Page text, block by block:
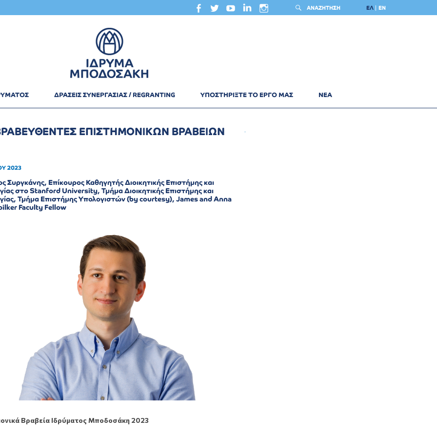
ΔΡΑΣΕΙΣ ΣΥΝΕΡΓΑΣΙΑΣ / REGRANTING ΥΠΟΣΤΗΡΙΞΤΕ ΤΟ ΕΡΓΟ ΜΑΣ ΝΕΑ
ΑΝΑΖΗΤΗΣΗ ΕΛ EN
ΕΠΙΣΤΗΜΟΝΙΚΩΝ ΒΡΑΒΕΙΩΝ
2023
Συργκάνης, Επίκουρος Καθηγητής Διοικητικής Επιστήμης και
στο Stanford University, Τμήμα Διοικητικής Επιστήμης και
Τμήμα Επιστήμης Υπολογιστών (by courtesy), James and Anna
Faculty Fellow
Βραβεία Ιδρύματος Μποδοσάκη 2023